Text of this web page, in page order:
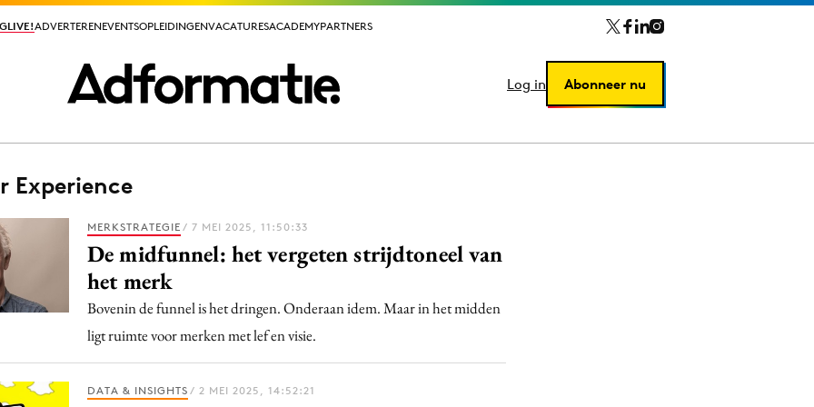
ADVERTERENEVENTSOPLEIDINGENVACATURESACADEMYPARTNERS
Log in Abonneer nu
ADVERTERENEVENTSOPLEIDINGENVACATURESACADEMYPARTNERS
Log in Abonneer nu
app
Media
Experience
MERKSTRATEGIE / 7 MEI 2025, 11:50:33
De midfunnel: het vergeten strijdtoneel van
het merk
Bovenin de funnel is het dringen. Onderaan idem. Maar in het midden
ligt ruimte voor merken met lef en visie.
DATA & INSIGHTS / 2 MEI 2025, 14:52:21